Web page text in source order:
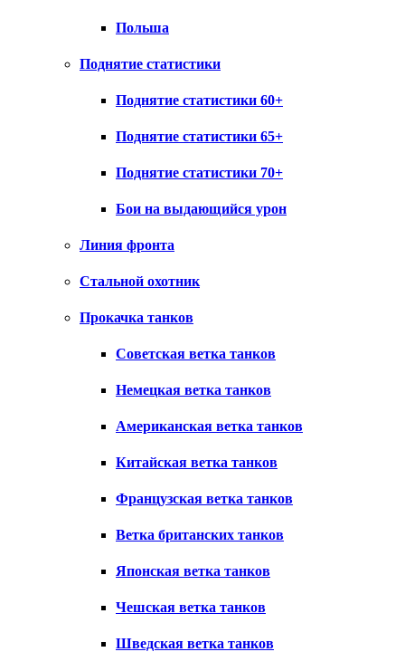
Польша
Поднятие статистики
Поднятие статистики 60+
Поднятие статистики 65+
Поднятие статистики 70+
Бои на выдающийся урон
Линия фронта
Стальной охотник
Прокачка танков
Советская ветка танков
Немецкая ветка танков
Американская ветка танков
Китайская ветка танков
Французская ветка танков
Ветка британских танков
Японская ветка танков
Чешская ветка танков
Шведская ветка танков